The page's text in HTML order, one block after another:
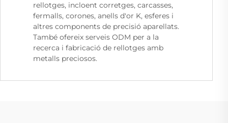
rellotges, incloent corretges, carcasses,
fermalls, corones, anells d'or K, esferes i
altres components de precisió aparellats.
També ofereix serveis ODM per a la
recerca i fabricació de rellotges amb
metalls preciosos.